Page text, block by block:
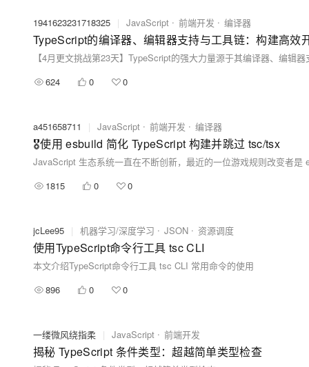
1941623231718325 | JavaScript 前端开发 编译器
TypeScript的编译器、编辑器支持与工具链：构建高效
624
0 0
a451658711 | JavaScript 前端开发 编译器
🎖️使用 esbuild 简化 TypeScript 构建并跳过 tsc/tsx
JavaScript 生态系统一直在不断创新，最近的一位游戏规则改变者是
1815
0 0
jcLee95 | 机器学习/深度学习 JSON 资源调度
使用TypeScript命令行工具 tsc CLI
本文介绍TypeScript命令行工具 tsc CLI 常用命令的使用
896
0 0
一缕微风绕指柔 | JavaScript 前端开发
揭秘 TypeScript 条件类型：超越简单类型检查